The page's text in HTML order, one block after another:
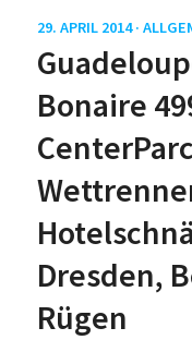
29. APRIL 2014 ·
Bonaire
Dresden,
Rügen